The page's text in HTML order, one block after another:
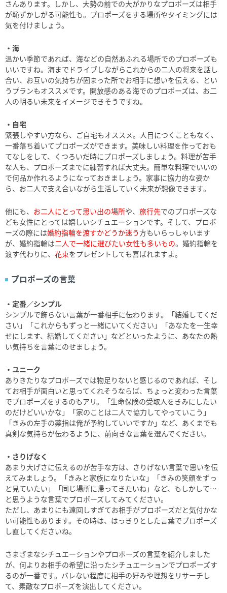
さんあります。しかし、大勢の前での大がかりなプロポーズは相手
が恥ずかしがる可能性も。プロポーズをする場所やタイミングには
気を付けましょう。
・海
温かい季節であれば、海などの自然あふれる場所でのプロポーズも
いいですね。海までドライブしながらこれからの二人の将来を話し
合い、お互いの気持ちが固まった所でお相手に想いを伝える、とい
うプランもオススメです。開放感のある海でのプロポーズは、お二
人の明るい未来をイメージできそうですね。
・自宅
緊張しやすい方なら、ご自宅もオススメ。人目につくこともなく、
一番落ち着いてプロポーズができます。美味しい料理を作っておも
てなしをして、くつろいだ時にプロポーズしましょう。料理が苦手
な人も、プロポーズまでに練習すれば大丈夫。簡単な料理でいいの
で何品か作れるようになっておきましょう。家事に協力的な姿か
ら、お二人で支え合いながら生活していく未来が想像できます。
他にも、 お二人にとって思い出の場所や、 旅行先でのプロポーズな
ども女性にとっては嬉しいシチュエーションです。そして、プロポ
ーズの際には婚約指輪を渡すかどうか迷う方もいらっしゃいます
が、婚約指輪は二人で一緒に選びたい女性も多いもの。婚約指輪を
渡す代わりに、 花束をプレゼントしても喜ばれますよ。
プロポーズの言葉
・定番／シンプル
シンプルで飾らない言葉が一番相手に伝わります。「結婚してくだ
さい」「これからもずっと一緒にいてください」「あなたを一生幸
せにします、結婚してください」などといったように、あなたの熱
い気持ちを言葉にのせましょう。
・ユニーク
ありきたりなプロポーズでは物足りないと感じるのであれば、そし
てお相手が面白いと思ってくれそうならば、ちょっと変わった言葉
でプロポーズをするのもアリ。「生命保険の受取人をきみにしたい
のだけどいいかな」「家のことは二人で協力してやっていこう」
「きみの左手の薬指は俺が予約していいですか」など、あくまでも
真剣な気持ちが伝わるように、前向きな言葉を選んでください。
・さりげなく
あまり大げさに伝えるのが苦手な方は、さりげない言葉で思いを伝
えてみましょう。「きみと家族になりたいな」「きみの笑顔をずっ
と見ていたい」「同じ場所に帰ってきたいね」など、もしかして…
と思うような言葉でプロポーズしてみてください。
ただし、あまりにも遠回しすぎてお相手がプロポーズだと気付かな
い可能性もあります。その時は、はっきりとした言葉でプロポーズ
し直してくださいね。
さまざまなシチュエーションやプロポーズの言葉を紹介しました
が、何よりお相手の希望に沿ったシチュエーションでプロポーズす
るのが一番です。バレない程度に相手の好みや理想をリサーチし
て、素敵なプロポーズを演出してください。